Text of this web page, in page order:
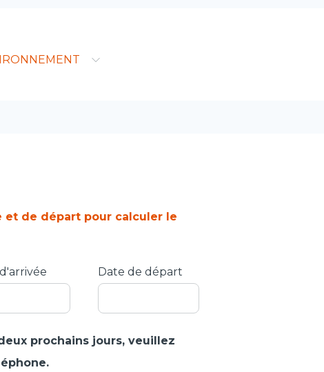
et de départ pour calculer le
Date de départ
prochains jours, veuillez